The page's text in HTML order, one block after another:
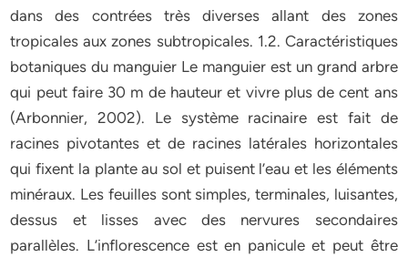
dans des contrées très diverses allant des zones
tropicales aux zones subtropicales. 1.2. Caractéristiques
botaniques du manguier Le manguier est un grand arbre
qui peut faire 30 m de hauteur et vivre plus de cent ans
(Arbonnier, 2002). Le système racinaire est fait de
racines pivotantes et de racines latérales horizontales
qui fixent la plante au sol et puisent l’eau et les éléments
minéraux. Les feuilles sont simples, terminales, luisantes,
dessus et lisses avec des nervures secondaires
parallèles. L’inflorescence est en panicule et peut être